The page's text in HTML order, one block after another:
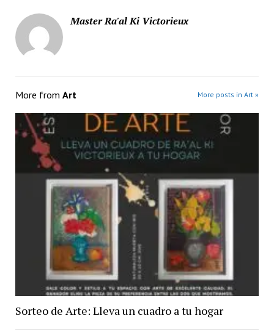
Master Ra'al Ki Victorieux
More from Art More posts in Art »
Sorteo de Arte: Lleva un cuadro a tu hogar